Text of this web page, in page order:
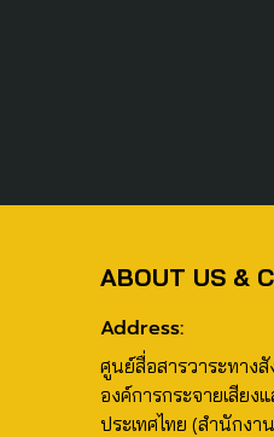
ABOUT US &
Address:
ศูนย์สื่อสารวาระทาง
องค์การกระจายเสีย
ประเทศไทย (สำนักง